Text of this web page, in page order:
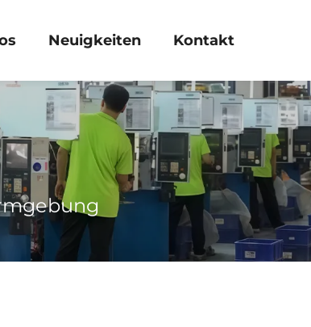
Neuigkeiten Kontakt